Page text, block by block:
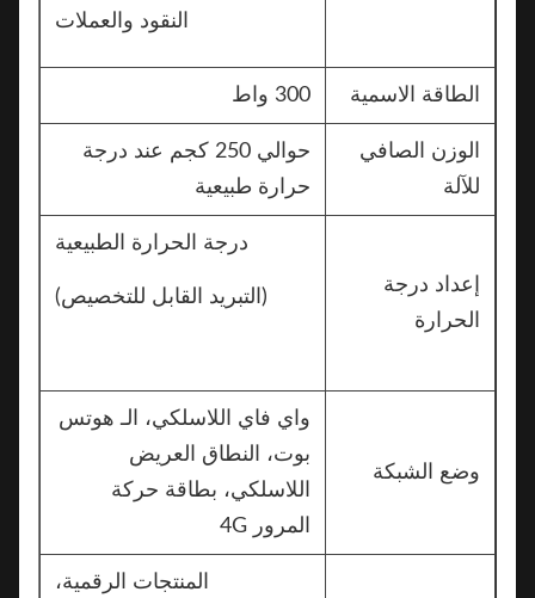
النقود والعملات
الطاقة الاسمية
الوزن الصافي
حوالي 250 كجم عند درجة
حرارة طبيعية
إعداد درجة
الحرارة
درجة الحرارة الطبيعية
(التبريد القابل للتخصيص)
وضع الشبكة
واي فاي اللاسلكي، الـ هوتس
بوت، النطاق العريض
اللاسلكي، بطاقة حركة
المرور 4G
المنتجات الرقمية،